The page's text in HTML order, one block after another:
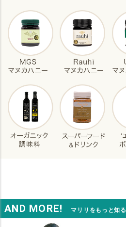
AND MORE! マリリをもっと知る